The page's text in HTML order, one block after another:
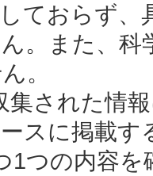
ておらず、
。また、
。
された情
スに掲載
1つの内容